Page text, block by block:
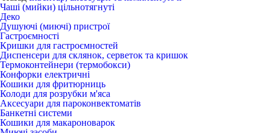
Чаші (мийки) цільнотягнуті
Деко
Душуючі (миючі) пристрої
Гастроємності
Кришки для гастроємностей
Диспенсери для склянок, серветок та кришок
Термоконтейнери (термобокси)
Конфорки електричні
Кошики для фритюрниць
Колоди для розрубки м'яса
Аксесуари для пароконвектоматів
Банкетні системи
Кошики для макароноварок